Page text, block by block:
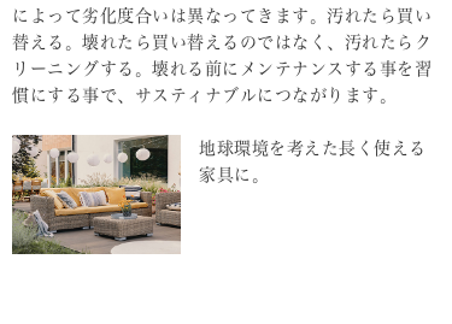
によって劣化度合いは異なってきます。汚れたら買い
替える。壊れたら買い替えるのではなく、汚れたらク
リーニングする。壊れる前にメンテナンスする事を習
慣にする事で、サスティナブルにつながります。
地球環境を考えた長く使える
家具に。